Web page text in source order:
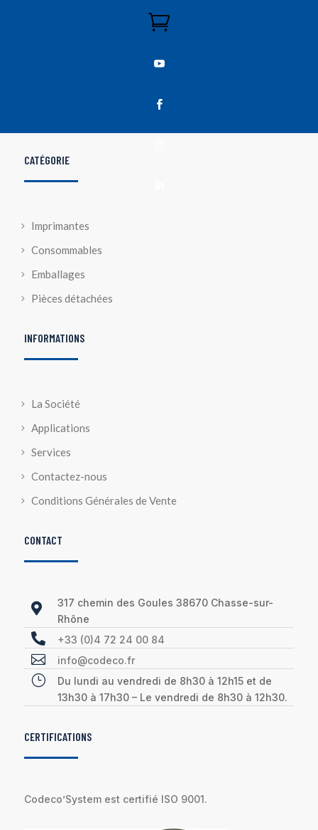



CATÉGORIE
Imprimantes
Consommables
Emballages
Pièces détachées
INFORMATIONS
La Société
Applications
Services
Contactez-nous
Conditions Générales de Vente
CONTACT

317 chemin des Goules 38670 Chasse-sur-
Rhône
 +33 (0)4 72 24 00 84
 info@codeco.fr
}
Du lundi au vendredi de 8h30 à 12h15 et de
13h30 à 17h30 – Le vendredi de 8h30 à 12h30.
CERTIFICATIONS
Codeco’System est certifié ISO 9001.